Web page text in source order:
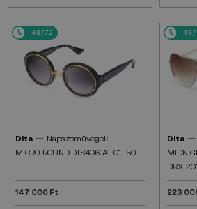
48/72
Dita — Napszemüvegek
MICRO-ROUND DTS406-A - 01 - 50
147 000 Ft
48/
Dita —
DRX-
223